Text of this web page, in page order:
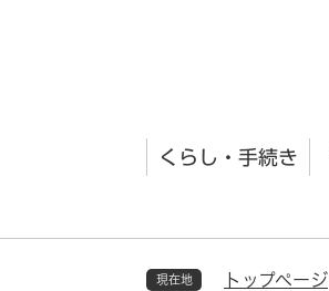
くらし・手続き
現在地 トップページ